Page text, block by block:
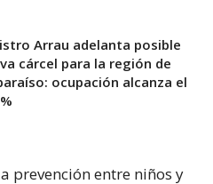
Arrau adelanta posible
cárcel para la región de
ocupación alcanza el
prevención entre niños y